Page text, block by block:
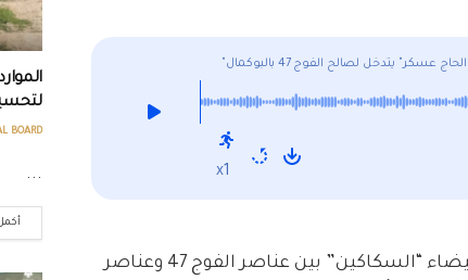
"الحاج عسكر" يتدخل لصالح الفوج 47 بالبوكمال
x1
جرت خلال الأسبوعين الماضيين اشتباكات بالأسلحة البيضاء “السكاكين” بين عناصر الفوج 47 وعناصر
BOARD
...